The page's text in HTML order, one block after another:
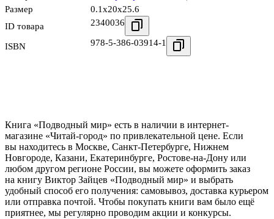
Размер
0.1x20x25.6
ID товара
2340036
ISBN 978-5-386-03914-1
Книга «Подводный мир» есть в наличии в интернет-
магазине «Читай-город» по привлекательной цене. Если
вы находитесь в Москве, Санкт-Петербурге, Нижнем
Новгороде, Казани, Екатеринбурге, Ростове-на-Дону или
любом другом регионе России, вы можете оформить заказ
на книгу Виктор Зайцев «Подводный мир» и выбрать
удобный способ его получения: самовывоз, доставка курьером
или отправка почтой. Чтобы покупать книги вам было ещё
приятнее, мы регулярно проводим акции и конкурсы.